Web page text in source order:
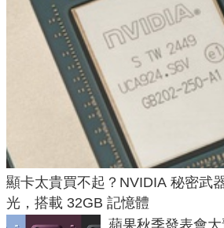
顯卡太貴買不起？NVIDIA 秘密武
光，搭載 32GB 記憶體
蘋果秋季發表會